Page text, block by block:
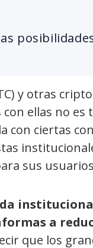
y otras
ellas no es
con ciertas
sus
a
que los